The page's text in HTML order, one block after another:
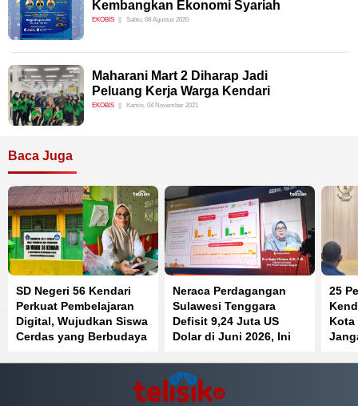
Kembangkan Ekonomi Syariah
EKOBIS Sabtu, 08 Agustus 2020
Maharani Mart 2 Diharap Jadi
Peluang Kerja Warga Kendari
EKOBIS Kamis, 04 November 2021
Baca Juga
SD Negeri 56 Kendari
Perkuat Pembelajaran
Digital, Wujudkan Siswa
Cerdas yang Berbudaya
Neraca Perdagangan
Sulawesi Tenggara
Defisit 9,24 Juta US
Dolar di Juni 2026, Ini
25
Kota